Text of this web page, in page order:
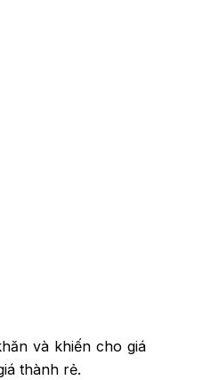
và khiến cho giá
thành rẻ.